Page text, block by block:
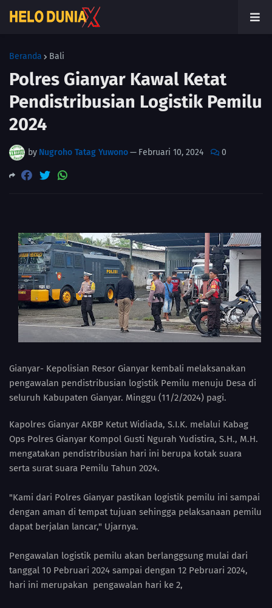
Beranda Bali
Polres Gianyar Kawal Ketat
Pendistribusian Logistik Pemilu
2024
by Nugroho Tatag Yuwono— Februari 10, 2024 0
Gianyar- Kepolisian Resor Gianyar kembali melaksanakan
pengawalan pendistribusian logistik Pemilu menuju Desa di
seluruh Kabupaten Gianyar. Minggu (11/2/2024) pagi.
Kapolres Gianyar AKBP Ketut Widiada, S.I.K. melalui Kabag
Ops Polres Gianyar Kompol Gusti Ngurah Yudistira, S.H., M.H.
mengatakan pendistribusian hari ini berupa kotak suara
serta surat suara Pemilu Tahun 2024.
"Kami dari Polres Gianyar pastikan logistik pemilu ini sampai
dengan aman di tempat tujuan sehingga pelaksanaan pemilu
dapat berjalan lancar," Ujarnya.
Pengawalan logistik pemilu akan berlanggsung mulai dari
tanggal 10 Pebruari 2024 sampai dengan 12 Pebruari 2024,
hari ini merupakan pengawalan hari ke 2,